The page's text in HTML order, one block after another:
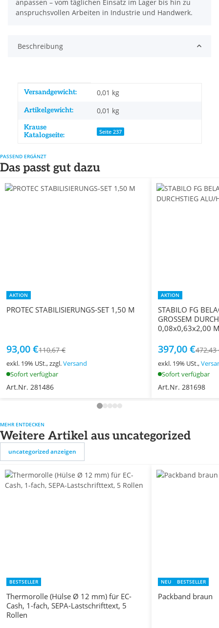
anpassen – vom täglichen Einsatz im Lager bis hin zu
anspruchsvollen Arbeiten in Industrie und Handwerk.
Beschreibung
Produkteigenschaft
Wert
Versandgewicht: 0,01 kg
Artikelgewicht: 0,01 kg
Krause
Katalogseite:
Seite 237
PASSEND ERGÄNZT
Das passt gut dazu
AKTION
PROTEC STABILISIERUNGS-SET 1,50 M
93,00 €110,67 €
exkl. 19% USt., zzgl.Versand
Sofort verfügbar
Art.Nr. 281486
AKTION
STABILO FG
GROSSEM
0,08x0,63x2,00
397,00 €472,43
exkl. 19% USt.,
Sofort verfügbar
Art.Nr. 281698
MEHR ENTDECKEN
Weitere Artikel aus uncategorized
uncategorized anzeigen
BESTSELLER
Thermorolle (Hülse Ø 12 mm) für EC-
Cash, 1-fach, SEPA-Lastschrifttext, 5
Rollen
NEU BESTSELLER
Packband braun